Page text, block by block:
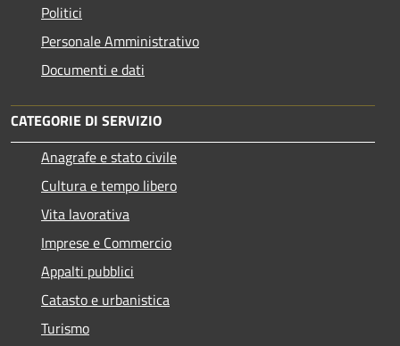
Politici
Personale Amministrativo
Documenti e dati
CATEGORIE DI SERVIZIO
Anagrafe e stato civile
Cultura e tempo libero
Vita lavorativa
Imprese e Commercio
Appalti pubblici
Catasto e urbanistica
Turismo